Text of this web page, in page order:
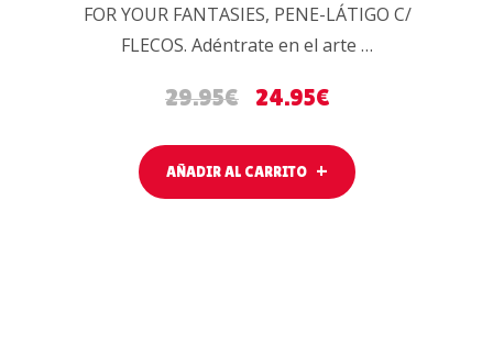
FOR YOUR FANTASIES, PENE-LÁTIGO C/
FLECOS. Adéntrate en el arte …
29.95€ 24.95€
AÑADIR AL CARRITO